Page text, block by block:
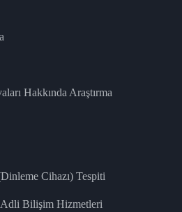
Hakkında Araştırma
Cihazı) Tespiti
Adli Bilişim Hizmetleri